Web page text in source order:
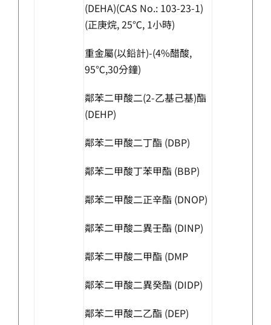
(DEHA)(CAS No.: 103-23-1)
(正庚烷, 25℃, 1小時)
重金屬(以鉛計)-(4%醋酸,
95℃,30分鐘)
鄰苯二甲酸二(2-乙基己基)酯
(DEHP)
鄰苯二甲酸二丁酯 (DBP)
鄰苯二甲酸丁苯甲酯 (BBP)
鄰苯二甲酸二正辛酯 (DNOP)
鄰苯二甲酸二異壬酯 (DINP)
鄰苯二甲酸二甲酯 (DMP
鄰苯二甲酸二異癸酯 (DIDP)
鄰苯二甲酸二乙酯 (DEP)